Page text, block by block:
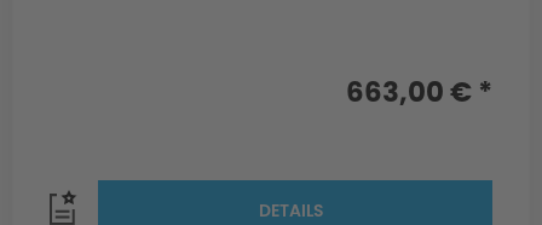
663,00 € *
DETAILS